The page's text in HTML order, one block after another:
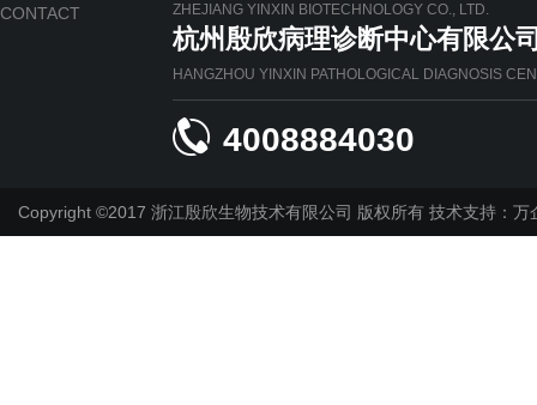
CONTACT ZHEJIANG YINXIN BIOTECHNOLOGY CO., LTD.
杭州殷欣病理诊断中心有限公
HANGZHOU YINXIN PATHOLOGICAL DIAGNOSIS
 4008884030
Copyright ©2017 浙江殷欣生物技术有限公司 版权所有 技术支持：万